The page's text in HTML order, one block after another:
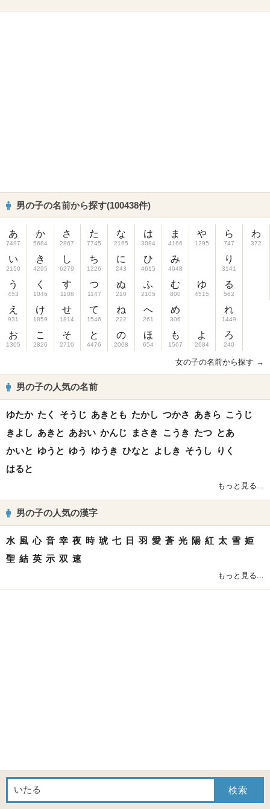
男の子の名前から探す(100438件)
あ
7497
い
2150
う
453
え
931
お
1305
か
5684
き
4295
く
1046
け
1859
こ
2826
さ
2867
し
6279
す
1108
せ
1814
そ
2710
た
7745
ち
1226
つ
1147
て
1546
と
4476
な
2165
に
243
ぬ
210
ね
222
の
2008
は
3084
ひ
4615
ふ
2105
へ
261
ほ
654
ま
4166
み
4048
む
800
め
306
も
1567
や
1295
ゆ
4515
よ
2684
ら
747
り
3141
る
562
れ
1449
ろ
240
わ
372
女の子の名前から探す →
男の子の人気の名前
ゆたか たく そうじ あきとも たかし つかさ あきら こうじ
きよし あきと あおい かんじ まさき こうき たつ とあ
かいと ゆうと ゆう ゆうき ひなと よしき そうし
りく
はると
もっと見る...
男の子の人気の漢字
水 風 心 音 幸 夜 時 琥 七 日 羽 愛 蒼 光 陽 紅 太 雪 姫
聖 結 英 示 双 速
もっと見る...